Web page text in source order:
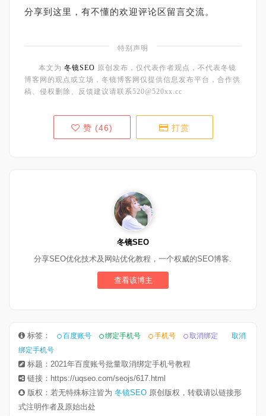
分享到这里，有不懂的欢迎评论区留言交流。
特别声明
本文为 冬镜SEO 原创发布，仅代表作者观点，不代表冬镜
博客网的观点或立场，冬镜博客网仅提供信息发布平台，合作供
稿、侵权删除、反馈建议请联系520@520xx.cc
赞 (46) 打赏
冬镜SEO
分享SEO优化技术及网站优化教程，一个权威的SEO博客.
查看该博主
标签： 百度账号 绑定手机号 手机号 取消绑定
取消
绑定手机号
标题：2021年百度账号批量取消绑定手机号教程
链接：https://uqseo.com/seojs/617.html
版权：若无特殊标注皆为 冬镜SEO 原创版权，转载请以链接形
式注明作者及原始出处